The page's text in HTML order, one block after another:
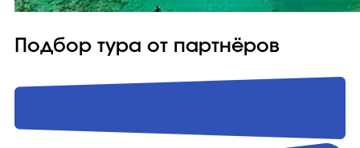
Подбор тура от партнёров